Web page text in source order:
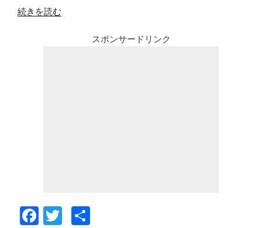
が
“ぜ
コ
に
続きを読む
スポンサードリンク
F
T